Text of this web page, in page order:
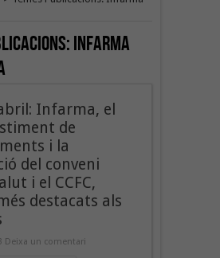
Infarma
Infarma, el
de
i la
del conveni
i el CCFC,
destacats als
Deixa un comentari